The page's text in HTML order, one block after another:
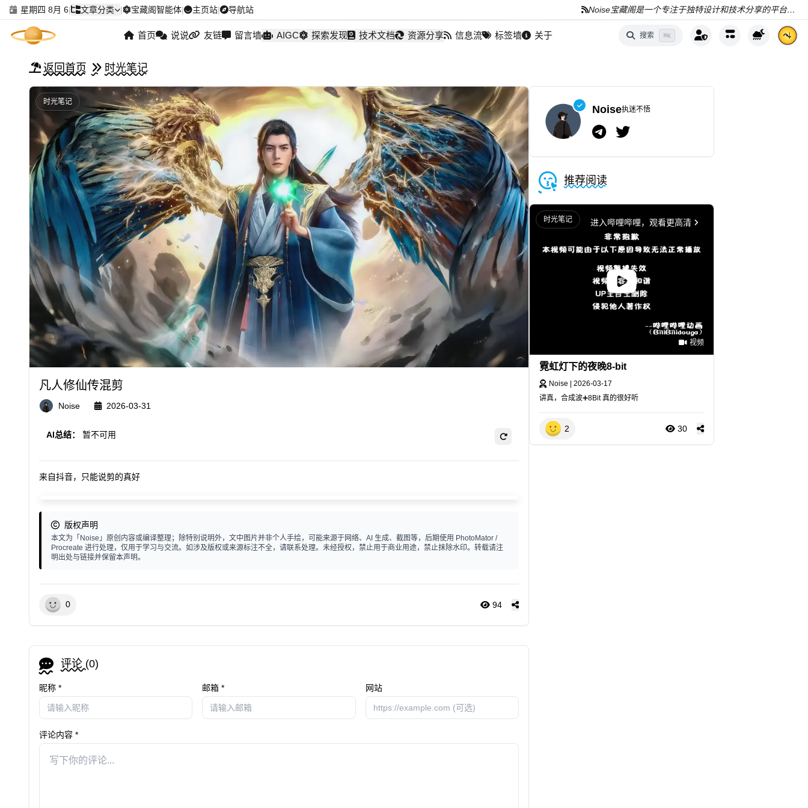
星期四 8月 6| 文章分类 | 宝藏阁智能体| 主页站| 导航站 Noise宝藏阁是一个专注于独特设计和技术分享的平台，分享AI、编程和资源
首页 说说 友链 留言墙 AIGC 探索发现 技术文档 资源分享 信息流 标签墙 关于 搜索 ⌘K
返回首页 时光笔记
时光笔记
凡人修仙传混剪
Noise 2026-03-31
AI总结： 暂不可用
来自抖音，只能说剪的真好
版权声明
本文为「Noise」原创内容或编译整理；除特别说明外，文中图片并非个人手绘，可能来源于网络、AI 生成、截图等，后期使用 PhotoMator /
Procreate 进行处理，仅用于学习与交流。如涉及版权或来源标注不全，请联系处理。未经授权，禁止用于商业用途，禁止抹除水印。转载请注
明出处与链接并保留本声明。
0 94
评论 (0)
昵称 * 邮箱 * 网站
评论内容 *
Noise执迷不悟
推荐阅读
视频
时光笔记
霓虹灯下的夜晚8-bit
Noise
2026-03-17
讲真，合成波➕8Bit 真的很好听
2 30